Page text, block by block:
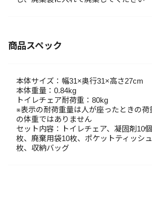
商品スペック
本体サイズ：幅31×奥行31×高さ27cm
本体重量：0.84kg
トイレチェア耐荷重：80kg
※表示の耐荷重量は人が座ったときの荷
の体重ではありません
セット内容：トイレチェア、凝固剤10
枚、廃棄用袋10枚、ポケットティッシ
枚、収納バッグ